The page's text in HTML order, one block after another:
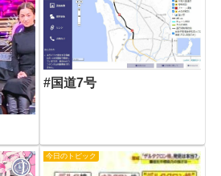
#国道7号
今日のトピック